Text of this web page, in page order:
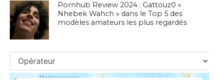
Pornhub Review 2024 : Gattouz0 «
Nhebek Wahch » dans le Top 5 des
modèles amateurs les plus regardés